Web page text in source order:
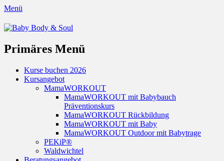
Menü
Baby Body & Soul
Primäres Menü
Springe
zum
Kurse buchen 2026
Kursangebot
MamaWORKOUT
MamaWORKOUT mit Babybauch
Präventionskurs
MamaWORKOUT Rückbildung
MamaWORKOUT mit Baby
MamaWORKOUT Outdoor mit Babytrage
PEKiP®
Waldwichtel